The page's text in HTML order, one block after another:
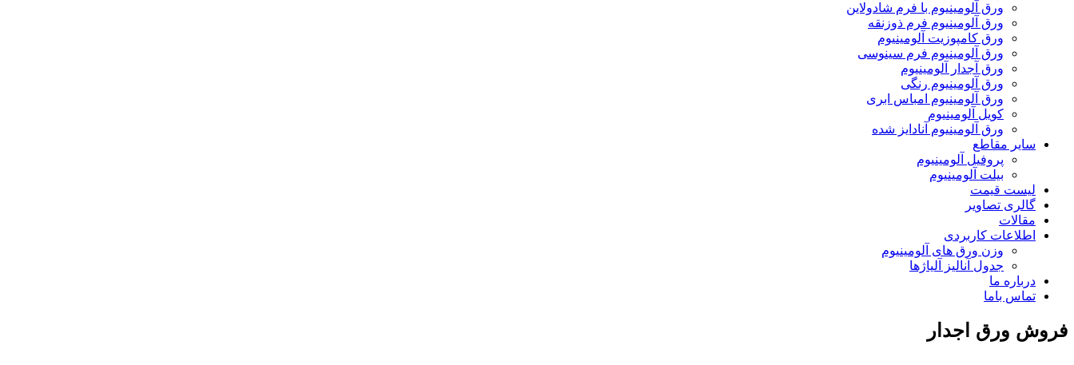
ورق آلومینیوم با فرم شادولاین
ورق آلومینیوم فرم ذوزنقه
ورق کامپوزیت آلومینیوم
ورق آلومینیوم فرم سینوسی
ورق آجدار آلومینیوم
ورق آلومینیوم رنگی
ورق آلومینیوم امباس ابری
کویل آلومینیوم
ورق آلومینیوم آنادایز شده
سایر مقاطع
پروفیل آلومینیوم
بیلت آلومینیوم
لیست قیمت
گالری تصاویر
مقالات
اطلاعات کاربردی
وزن ورق های آلومینیوم
جدول آنالیز آلیاژها
درباره ما
تماس باما
فروش ورق اجدار